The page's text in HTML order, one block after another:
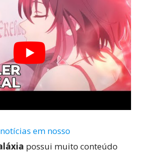
em nosso
possui muito conteúdo